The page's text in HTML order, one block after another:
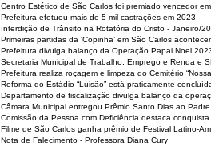
Centro Estético de São Carlos foi premiado vencedor
Prefeitura efetuou mais de 5 mil castrações em 2023
Interdição de Trânsito na Rotatória do Cristo - Janeiro/
Primeiras partidas da ‘Copinha’ em São Carlos
Prefeitura divulga balanço da Operação Papai Noel
Secretaria Municipal de Trabalho, Emprego e Renda e
Prefeitura realiza roçagem e limpeza do Cemitério
Reforma do Estádio “Luisão” está praticamente
Departamento de fiscalização divulga balanço da
Câmara Municipal entregou Prêmio Santo Dias ao
Comissão da Pessoa com Deficiência destaca
Filme de São Carlos ganha prêmio de Festival Latino-
Nota de Falecimento - Professora Diana Cury